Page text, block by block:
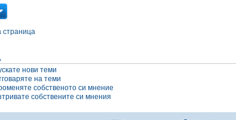
страница
нови теми
на теми
собственото си мнение
собствените си мнения